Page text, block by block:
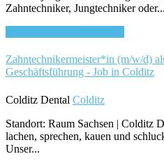
Zahntechniker, Jungtechniker oder...
Zahntechnikermeister*in (m/w/d)
Geschäftsführung - Job in Colditz
Colditz Dental Colditz
Standort: Raum Sachsen | Colditz
lachen, sprechen, kauen und
Unser...